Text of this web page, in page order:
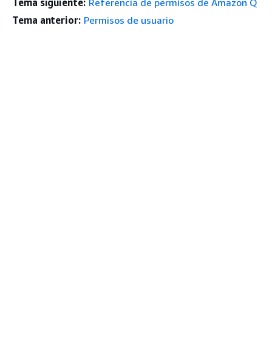
Tema anterior: Permisos de usuario